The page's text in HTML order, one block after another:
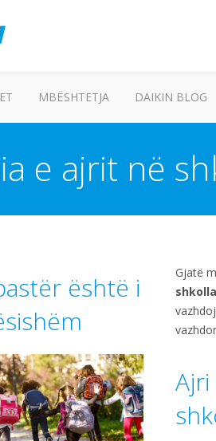
MBËSHTETJA DAIKIN BLOG
e ajrit në
është i
Gjatë